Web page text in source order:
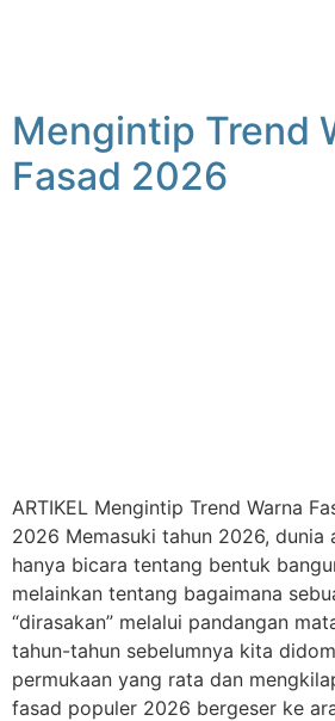
Mengintip Trend
Fasad 2026
ARTIKEL Mengintip Trend Warna
2026 Memasuki tahun 2026,
hanya bicara tentang bentuk
melainkan tentang bagaimana
“dirasakan” melalui pandangan
tahun-tahun sebelumnya kita
permukaan yang rata dan
fasad populer 2026 bergeser ke